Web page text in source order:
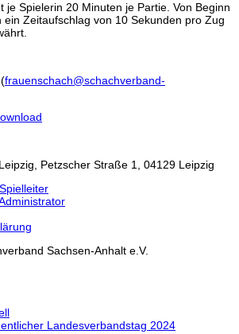
je Spielerin 20 Minuten je Partie. Von Beginn
ein Zeitaufschlag von 10 Sekunden pro Zug
frauenschach@schachverband-
Petzscher Straße 1, 04129 Leipzig
Sachsen-Anhalt e.V.
Landesverbandstag 2024